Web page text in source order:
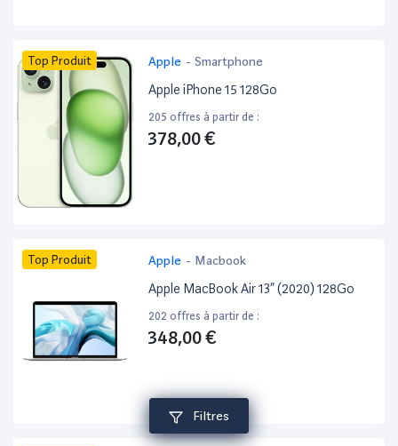
Filtres
Top Produit Apple - Smartphone
Apple iPhone 15 128Go
205 offres à partir de :
378,00 €
Top Produit Apple - Macbook
Apple MacBook Air 13” (2020) 128Go
202 offres à partir de :
348,00 €